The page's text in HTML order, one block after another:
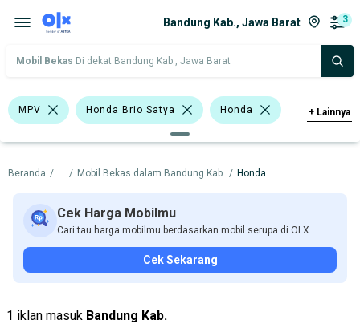
Bandung Kab., Jawa Barat 3
Mobil Bekas Di dekat Bandung Kab., Jawa Barat
MPV Honda Brio Satya Honda
Harga Merek Dan Model Tahun
Tipe Bodi Tipe Membership
+ Lainnya
Beranda / ... / Mobil Bekas dalam Bandung Kab. / Honda
Cek Harga Mobilmu
Cari tau harga mobilmu berdasarkan mobil serupa di OLX.
Cek Sekarang
1 iklan masuk Bandung Kab.